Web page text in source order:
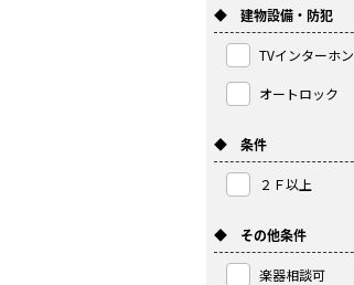
◆ 建物設備・防犯
TVインターホン
オートロック
◆ 条件
２Ｆ以上
◆ その他条件
楽器相談可